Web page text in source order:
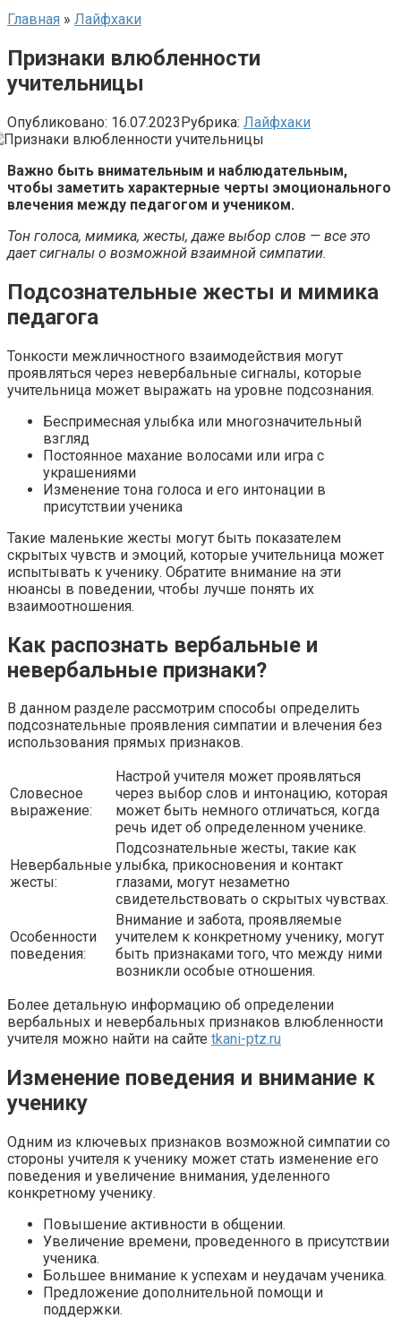
Главная » Лайфхаки
Признаки влюбленности
учительницы
Опубликовано: 16.07.2023Рубрика: Лайфхаки
Важно быть внимательным и наблюдательным,
чтобы заметить характерные черты эмоционального
влечения между педагогом и учеником.
Тон голоса, мимика, жесты, даже выбор слов — все это
дает сигналы о возможной взаимной симпатии.
Подсознательные жесты и мимика
педагога
Тонкости межличностного взаимодействия могут
проявляться через невербальные сигналы, которые
учительница может выражать на уровне подсознания.
Беспримесная улыбка или многозначительный
взгляд
Постоянное махание волосами или игра с
украшениями
Изменение тона голоса и его интонации в
присутствии ученика
Такие маленькие жесты могут быть показателем
скрытых чувств и эмоций, которые учительница может
испытывать к ученику. Обратите внимание на эти
нюансы в поведении, чтобы лучше понять их
взаимоотношения.
Как распознать вербальные и
невербальные признаки?
В данном разделе рассмотрим способы определить
подсознательные проявления симпатии и влечения без
использования прямых признаков.
Словесное
выражение:
Настрой учителя может проявляться
через выбор слов и интонацию, которая
может быть немного отличаться, когда
речь идет об определенном ученике.
Невербальные
жесты:
Подсознательные жесты, такие как
улыбка, прикосновения и контакт
глазами, могут незаметно
свидетельствовать о скрытых чувствах.
Особенности
поведения:
Внимание и забота, проявляемые
учителем к конкретному ученику, могут
быть признаками того, что между ними
возникли особые отношения.
Более детальную информацию об определении
вербальных и невербальных признаков влюбленности
учителя можно найти на сайте tkani-ptz.ru
Изменение поведения и внимание к
ученику
Одним из ключевых признаков возможной симпатии со
стороны учителя к ученику может стать изменение его
поведения и увеличение внимания, уделенного
конкретному ученику.
Повышение активности в общении.
Увеличение времени, проведенного в присутствии
ученика.
Большее внимание к успехам и неудачам ученика.
Предложение дополнительной помощи и
поддержки.